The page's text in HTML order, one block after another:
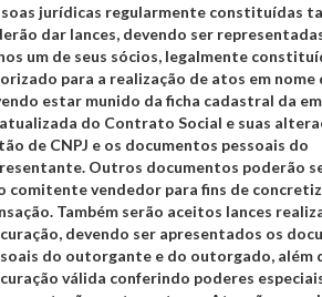
jurídicas regularmente constituídas
dar lances, devendo ser
um de seus sócios, legalmente
para a realização de atos em nome
estar munido da ficha cadastral da
do Contrato Social e suas
de CNPJ e os documentos pessoais do
Outros documentos poderão
comitente vendedor para fins de
Também serão aceitos lances
devendo ser apresentados os
do outorgante e do outorgado, além
válida conferindo poderes